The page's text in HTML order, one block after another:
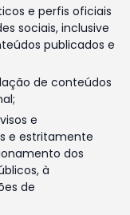
e perfis oficiais
sociais, inclusive
publicados e
de conteúdos
e
e estritamente
dos
à
de